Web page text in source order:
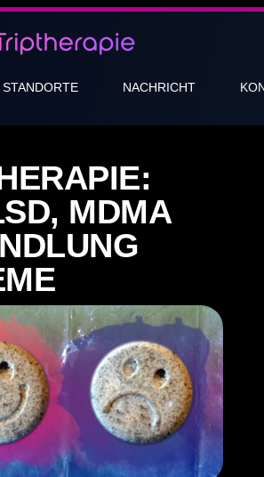
STANDORTE NACHRICHT
MDMA